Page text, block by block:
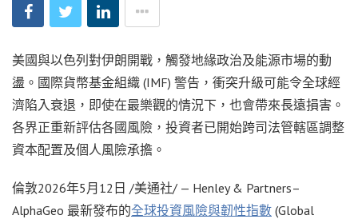
美國與以色列對伊朗開戰，觸發地緣政治及能源市場的動
盪。國際貨幣基金組織 (IMF) 警告，衝突升級可能令全球經
濟陷入衰退，即使在最樂觀的情況下，也會帶來長遠損害。
各界正重新評估各國風險，投資者已開始跨司法管轄區調整
資本配置及個人風險承擔。
倫敦2026年5月12日 /美通社/ — Henley & Partners–
AlphaGeo 最新發布的全球投資風險與韌性指數 (Global